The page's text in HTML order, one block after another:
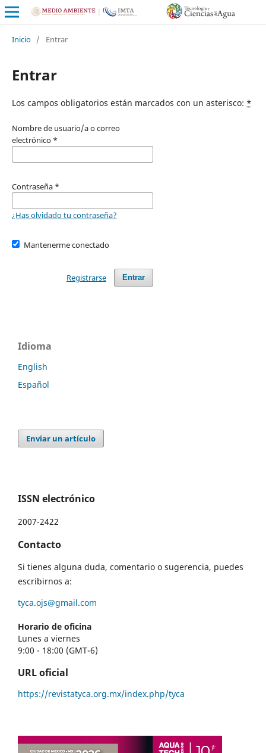
Inicio / Entrar
Entrar
Los campos obligatorios están marcados con un asterisco: *
Nombre de usuario/a o correo
electrónico *
Contraseña *
¿Has olvidado tu contraseña?
Mantenerme conectado
Entrar
Registrarse
Idioma
English
Español
Enviar un artículo
ISSN electrónico
2007-2422
Contacto
Si tienes alguna duda, comentario o sugerencia, puedes
escribirnos a:
tyca.ojs@gmail.com
Horario de oficina
Lunes a viernes
9:00 - 18:00 (GMT-6)
URL oficial
https://revistatyca.org.mx/index.php/tyca